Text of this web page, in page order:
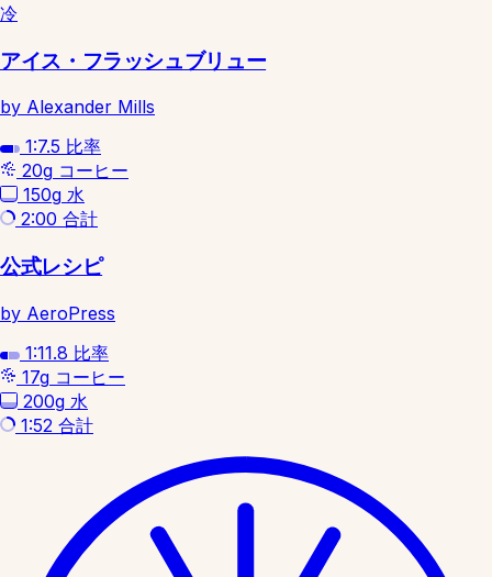
冷
アイス・フラッシュブリュー
by Alexander Mills
1:7.5 比率
20g コーヒー
150g 水
2:00 合計
公式レシピ
by AeroPress
1:11.8 比率
17g コーヒー
200g 水
1:52 合計